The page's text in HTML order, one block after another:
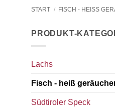
START / FISCH - HEISS
PRODUKT-
Lachs
Fisch - heiß
Südtiroler Speck